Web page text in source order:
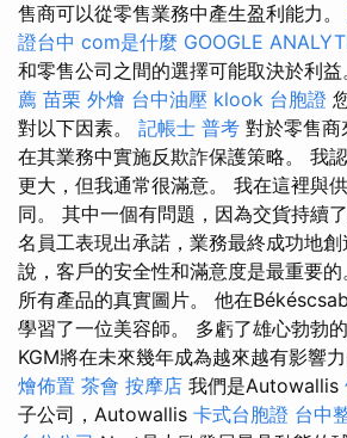
售商可以從零售業務中產生盈利能力。
證台中 com是什麼 GOOGLE
和零售公司之間的選擇可能取決於利益
薦 苗栗 外燴 台中油壓 klook 台胞證
對以下因素。 記帳士 普考 對於零售
在其業務中實施反欺詐保護策略。 我
更大，但我通常很滿意。 我在這裡與
同。 其中一個有問題，因為交貨持續
名員工表現出承諾，業務最終成功地
說，客戶的安全性和滿意度是最重要
所有產品的真實圖片。 他在
學習了一位美容師。 多虧了雄心勃勃
KGM將在未來幾年成為越來越有影響
燴佈置 茶會 按摩店 我們是Autowallis
子公司，Autowallis 卡式台胞證 台中